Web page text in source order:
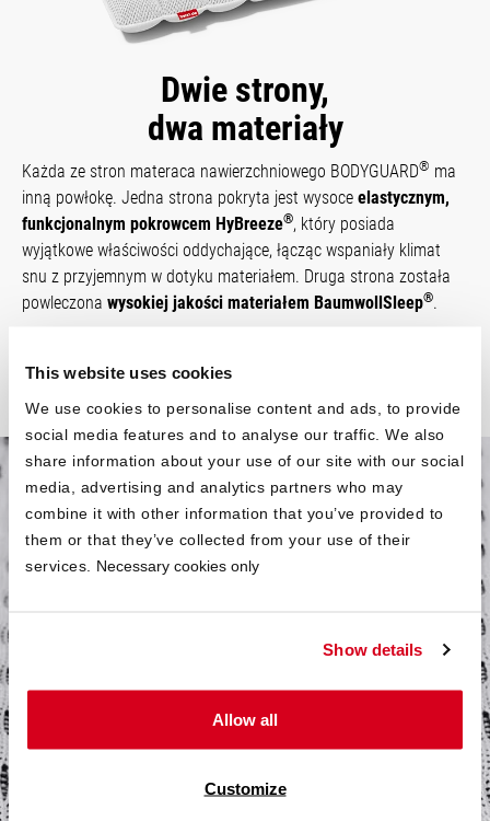
This website uses cookies
We use cookies to personalise content and ads, to provide
social media features and to analyse our traffic. We also
share information about your use of our site with our social
media, advertising and analytics partners who may
combine it with other information that you’ve provided to
them or that they’ve collected from your use of their
services. Necessary cookies only
Show details
Allow all
Customize
Dwie strony,
dwa materiały
Każda ze stron materaca nawierzchniowego BODYGUARD® ma
inną powłokę. Jedna strona pokryta jest wysoce elastycznym,
funkcjonalnym pokrowcem HyBreeze®, który posiada
wyjątkowe właściwości oddychające, łącząc wspaniały klimat
snu z przyjemnym w dotyku materiałem. Druga strona została
powleczona wysokiej jakości materiałem Baum­woll­Sleep®.
Przede wszystkim
ergonomia
amortyzuje każdą znajdującą się pod nim powierzchnię.
czemu wrażliwe części ciała, takie jak kark, ramiona i
odcinek lędźwiowy, są dodatkowo odciążone.